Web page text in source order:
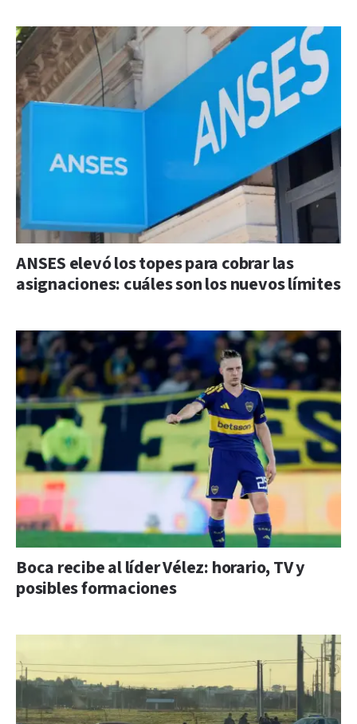
ANSES elevó los topes para cobrar las
asignaciones: cuáles son los nuevos límites
Boca recibe al líder Vélez: horario, TV y
posibles formaciones